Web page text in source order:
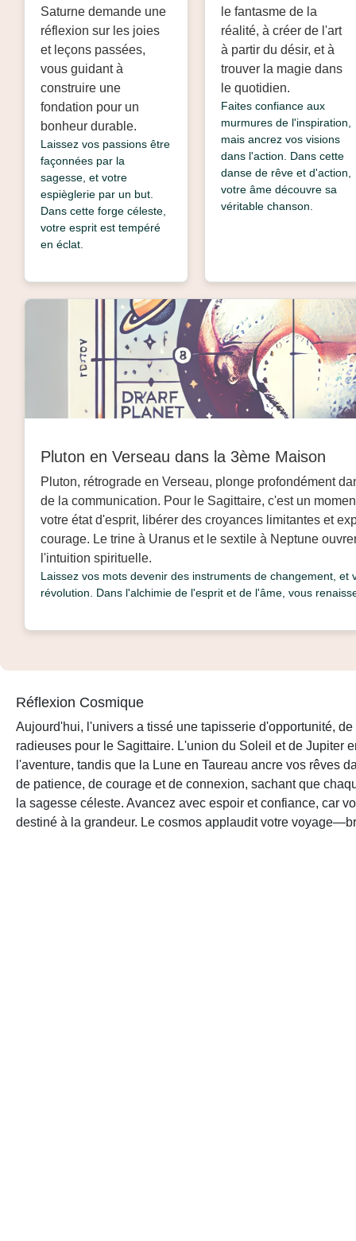
Saturne demande une
réflexion sur les joies
et leçons passées,
vous guidant à
construire une
fondation pour un
bonheur durable.
Laissez vos passions être
façonnées par la
sagesse, et votre
espièglerie par un but.
Dans cette forge céleste,
votre esprit est tempéré
en éclat.
le fantasme de la
réalité, à créer de l'art
à partir du désir, et à
trouver la magie dans
le quotidien.
Faites confiance aux
murmures de l'inspiration,
mais ancrez vos visions
dans l'action. Dans cette
danse de rêve et d'action,
votre âme découvre sa
véritable chanson.
Pluton en Verseau dans la 3ème Maison
Pluton, rétrograde en Verseau, plonge profondément
de la communication. Pour le Sagittaire, c'est un
votre état d'esprit, libérer des croyances limitantes et
courage. Le trine à Uranus et le sextile à Neptune
l'intuition spirituelle.
Laissez vos mots devenir des instruments de changement, et
révolution. Dans l'alchimie de l'esprit et de l'âme, vous
Réflexion Cosmique
Aujourd'hui, l'univers a tissé une tapisserie d'opportunité,
radieuses pour le Sagittaire. L'union du Soleil et de Jupiter
l'aventure, tandis que la Lune en Taureau ancre vos rêves
de patience, de courage et de connexion, sachant que
la sagesse céleste. Avancez avec espoir et confiance, car
destiné à la grandeur. Le cosmos applaudit votre